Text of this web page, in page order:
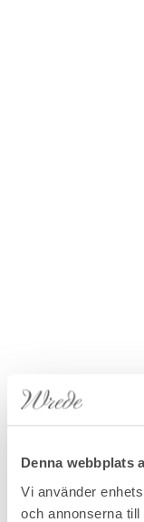
Denna webbplats
Vi använder
och annonserna